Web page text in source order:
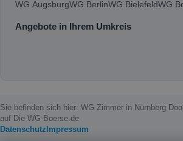
WG AugsburgWG BerlinWG BielefeldWG
Angebote in Ihrem Umkreis
Sie befinden sich hier: WG Zimmer in Nürnberg
auf Die-WG-Boerse.de
Datenschutz Impressum